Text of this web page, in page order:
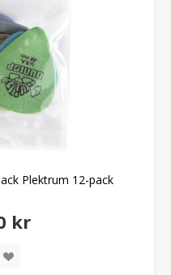
Plektrum 12-pack
kr